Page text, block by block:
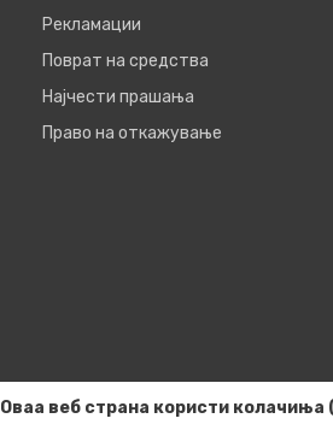
Рекламации
Поврат на средства
Најчести прашања
Право на откажување
Оваа веб страна користи колачиња